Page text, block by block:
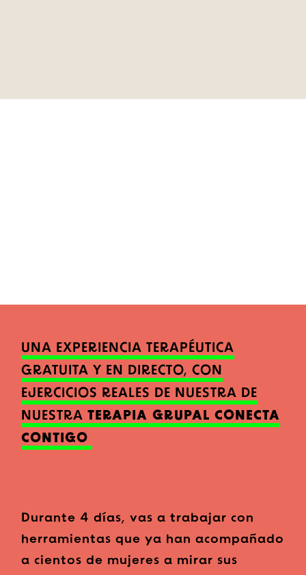
UNA EXPERIENCIA TERAPÉUTICA
GRATUITA Y EN DIRECTO, CON
EJERCICIOS REALES DE NUESTRA DE
NUESTRATERAPIA GRUPAL CONECTA
CONTIGO
Durante 4 días, vas a trabajar con
herramientas que ya han acompañado
a cientos de mujeres a mirar sus